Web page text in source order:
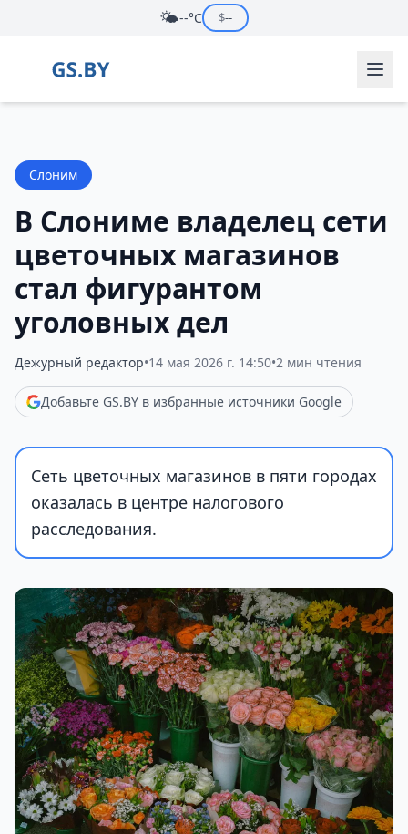
🌤️--°C $--
Слоним
В Слониме владелец сети
цветочных магазинов
стал фигурантом
уголовных дел
Дежурный редактор•14 мая 2026 г. 14:50•2 мин чтения
Добавьте GS.BY в избранные источники Google
Сеть цветочных магазинов в пяти городах
оказалась в центре налогового
расследования.